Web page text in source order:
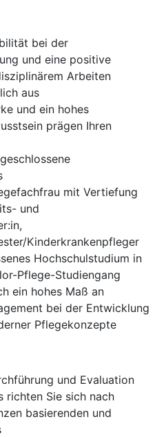
bei der
und eine positive
Arbeiten
aus
und ein hohes
prägen Ihren
mit Vertiefung
und
Kinderkrankenpfleger
Hochschulstudium in
Pflege-Studiengang
ein hohes Maß an
bei der Entwicklung
Pflegekonzepte
und Evaluation
richten Sie sich nach
basierenden und